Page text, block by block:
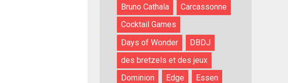
Bruno Cathala
Carcassonne
Cocktail Games
Days of Wonder
DBDJ
des bretzels et des jeux
Dominion
Edge
Essen